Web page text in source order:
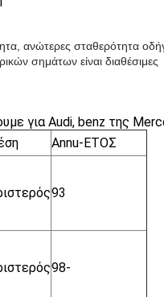
ανώτερες σταθερότητα
σημάτων είναι διαθέσιμες
για Audi, benz της
Annu-ΕΤΟΣ
93
98-